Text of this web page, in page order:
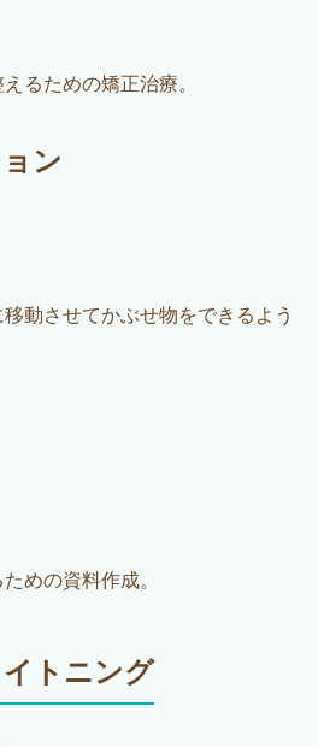
るための矯正治療。
ン
動させてかぶせ物をできるよう
めの資料作成。
トニング